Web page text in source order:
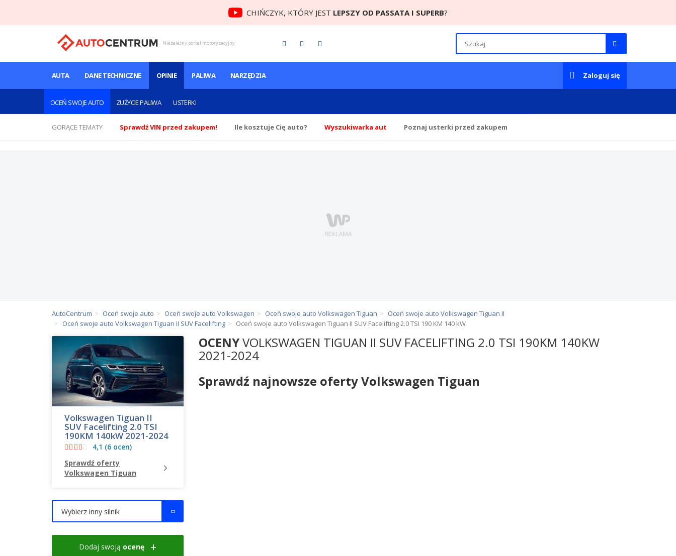
CHIŃCZYK, KTÓRY JEST LEPSZY OD PASSATA I SUPERB?
Niezależny portal motoryzacyjny
AUTA DANE TECHNICZNE OPINIE
OCEŃ SWOJE AUTO ZUŻYCIE PALIWA USTERKI
PALIWA NARZĘDZIA Zaloguj się
GORĄCE TEMATY Sprawdź VIN przed zakupem! Ile kosztuje Cię auto? Wyszukiwarka aut Poznaj usterki przed zakupem
AutoCentrum Oceń swoje auto Oceń swoje auto Volkswagen Oceń swoje auto Volkswagen Tiguan
Oceń swoje auto Volkswagen Tiguan II
Oceń swoje auto Volkswagen Tiguan II SUV Facelifting
Oceń swoje auto Volkswagen Tiguan II SUV Facelifting 2.0 TSI 190 KM 140 kW
OCENYVOLKSWAGEN TIGUAN II SUV FACELIFTING 2.0 TSI 190KM 140KW
2021-2024
Sprawdź najnowsze oferty Volkswagen Tiguan
Volkswagen Tiguan II
SUV Facelifting 2.0 TSI
190KM 140kW 2021-2024
4,1 (6 ocen)
Sprawdź oferty
Volkswagen Tiguan
Wybierz inny silnik
Dodaj swoją ocenę